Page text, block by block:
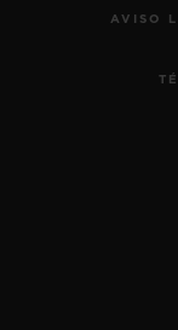
AVISO